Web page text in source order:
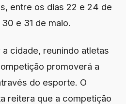
entre os dias 22 e 24 de
e 31 de maio.
cidade, reunindo atletas
promoverá a
do esporte. O
reitera que a competição